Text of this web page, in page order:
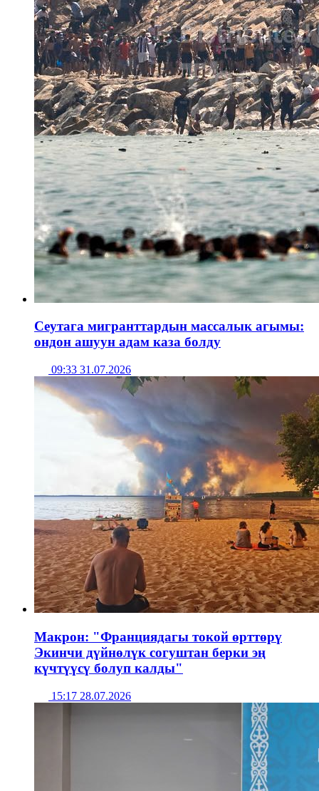
Сеутага мигранттардын массалык агымы:
ондон ашуун адам каза болду
09:33 31.07.2026
Макрон: "Франциядагы токой өрттөрү
Экинчи дүйнөлүк согуштан берки эң
күчтүүсү болуп калды"
15:17 28.07.2026